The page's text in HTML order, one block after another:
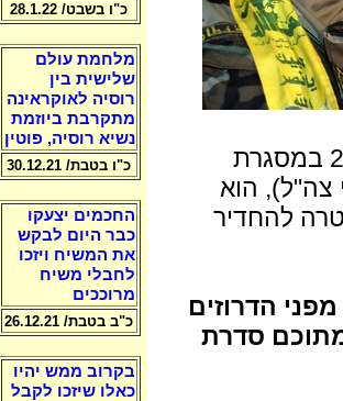
קונטאר ימ"ש ב 2008 במסגרת
(תמורת גופות 2 חיילי צה"ל), הוא
להחדיר
הדרוזים
סדרת
כ"ו בשבט/ 28.1.22
מלחמת עולם
שלישית בין
רוסיה לאוקראינה
מתקרבת ביוזמת
נשיא רוסיה, פוטין
כ"ו בטבת/ 30.12.21
החכמים יצעקו
כבר היום לבקש
את המשיח ויזכו
לחבלי משיח
מרוככים
כ"ב בטבת/ 26.12.21
בקרוב ממש יהיו
כאלו שיזכו לקבל